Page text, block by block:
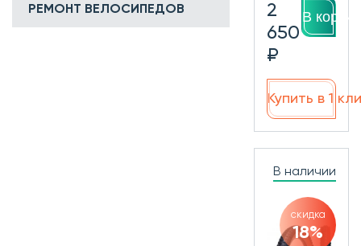
РЕМОНТ ВЕЛОСИПЕДОВ
2
650
₽
В
Купить в 1
В наличии
скидка
18%